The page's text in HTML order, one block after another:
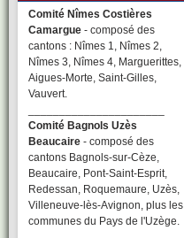
Comité Nîmes Costières
Camargue - composé des
cantons : Nîmes 1, Nîmes 2,
Nîmes 3, Nîmes 4, Marguerittes,
Aigues-Morte, Saint-Gilles,
Vauvert.
Comité Bagnols Uzès
Beaucaire - composé des
cantons Bagnols-sur-Cèze,
Beaucaire, Pont-Saint-Esprit,
Redessan, Roquemaure, Uzès,
Villeneuve-lès-Avignon, plus les
communes du Pays de l'Uzège.